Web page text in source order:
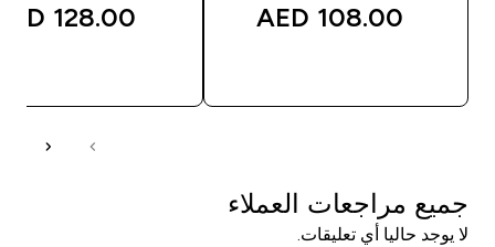
108.00 AED‎
128.00 AED‎
جميع مراجعات العملاء
لا يوجد حاليا أي تعليقات.